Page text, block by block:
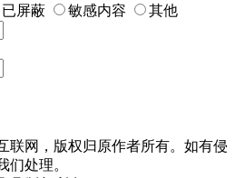
已屏蔽 敏感内容 其他
联网，版权归原作者所有。如有侵
们处理。